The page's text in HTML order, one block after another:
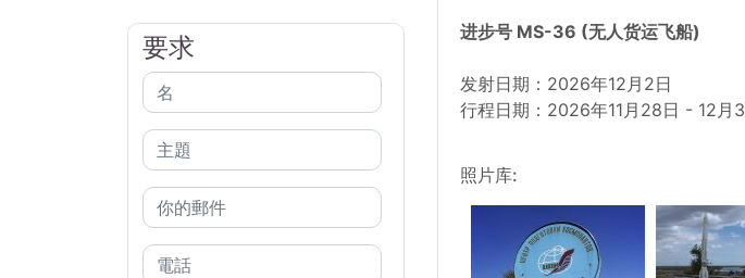
要求 进步号 MS-36 (无人货运飞船)
发射日期：2026年12月2日
行程日期：2026年11月28日 - 12月
照片库: